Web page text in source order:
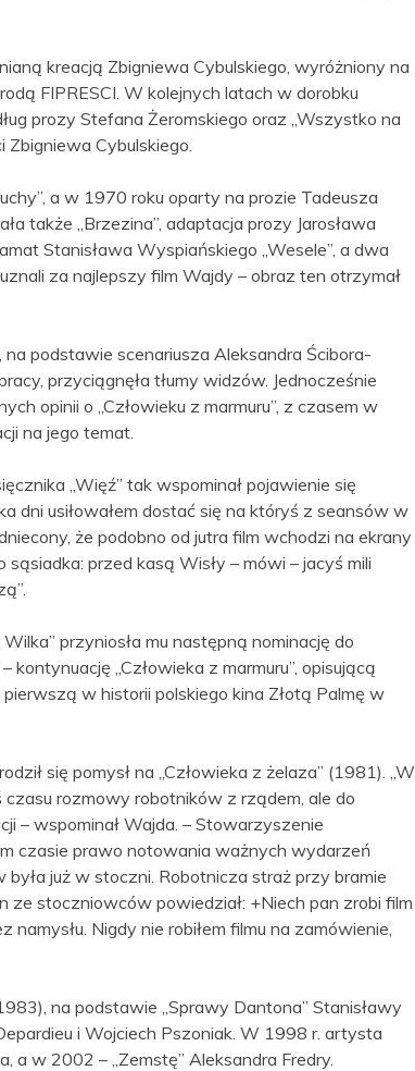
kreacją Zbigniewa Cybulskiego, wyróżniony na
FIPRESCI. W kolejnych latach w dorobku
prozy Stefana Żeromskiego oraz „Wszystko na
Cybulskiego.
a w 1970 roku oparty na prozie Tadeusza
także „Brzezina”, adaptacja prozy Jarosława
Stanisława Wyspiańskiego „Wesele”, a dwa
za najlepszy film Wajdy – obraz ten otrzymał
podstawie scenariusza Aleksandra Ścibora-
przyciągnęła tłumy widzów. Jednocześnie
opinii o „Człowieku z marmuru”, z czasem w
na jego temat.
„Więź” tak wspominał pojawienie się
dni usiłowałem dostać się na któryś z seansów w
że podobno od jutra film wchodzi na ekrany
przed kasą Wisły – mówi – jacyś mili
przyniosła mu następną nominację do
kontynuację „Człowieka z marmuru”, opisującą
w historii polskiego kina Złotą Palmę w
się pomysł na „Człowieka z żelaza” (1981). „W
czasu rozmowy robotników z rządem, ale do
– wspominał Wajda. – Stowarzyszenie
czasie prawo notowania ważnych wydarzeń
już w stoczni. Robotnicza straż przy bramie
ze stoczniowców powiedział: +Niech pan zrobi film
namysłu. Nigdy nie robiłem filmu na zamówienie,
na podstawie „Sprawy Dantona” Stanisławy
i Wojciech Pszoniak. W 1998 r. artysta
a w 2002 – „Zemstę” Aleksandra Fredry.